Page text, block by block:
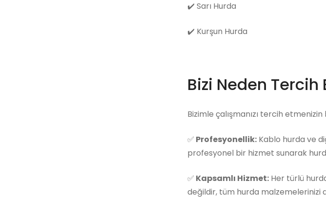
✔️ Sarı Hurda
✔️ Kurşun Hurda
Bizi Neden Tercih
Bizimle çalışmanızı tercih
✅ Profesyonellik: Kablo hurda ve
profesyonel bir hizmet sunarak hurda
✅ Kapsamlı Hizmet: Her türlü
değildir, tüm hurda malzemelerinizi